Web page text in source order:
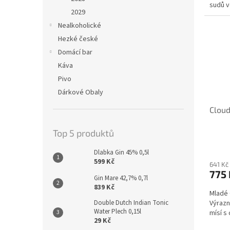
2029
Nealkoholické
Hezké české
Domácí bar
Káva
Pivo
Dárkové Obaly
Top 5 produktů
Dlabka Gin 45% 0,5l
599 Kč
Gin Mare 42,7% 0,7l
839 Kč
Double Dutch Indian Tonic
Water Plech 0,15l
29 Kč
sudů
641
775
Mladé
mísí s